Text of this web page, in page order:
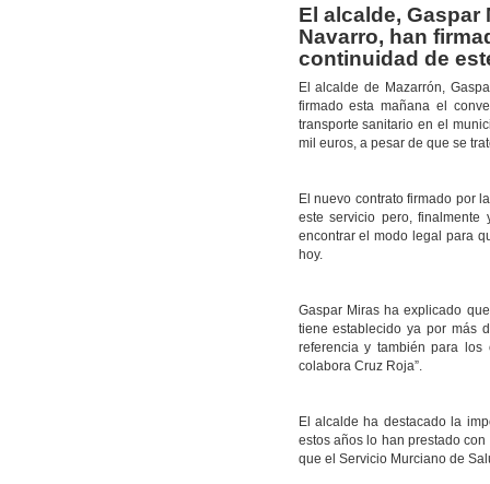
El alcalde, Gaspar
Navarro, han
continuidad de
El alcalde de Mazarrón,
firmado esta mañana el
transporte sanitario en el
mil euros, a pesar de que se
El nuevo contrato firmado por
este servicio pero,
encontrar el modo legal para
hoy.
Gaspar Miras ha explicado
tiene establecido ya por más
referencia y también para
colabora Cruz Roja”.
El alcalde ha destacado la
estos años lo han prestado
que el Servicio Murciano de